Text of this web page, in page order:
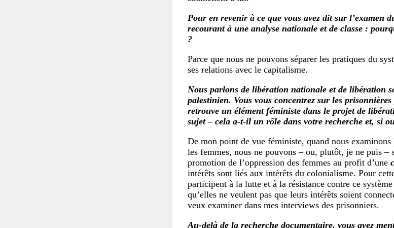
Pour en revenir à ce que vous avez dit sur l’examen
recourant à une analyse nationale et de classe :
?
Parce que nous ne pouvons séparer les pratiques du
ses relations avec le capitalisme.
Nous parlons de libération nationale et de libération
palestinien. Vous vous concentrez sur les
retrouve un élément féministe dans le projet de
sujet – cela a-t-il un rôle dans votre recherche et, si
De mon point de vue féministe, quand nous
les femmes, nous ne pouvons – ou, plutôt, je ne puis –
promotion de l’oppression des femmes au profit d’une
intérêts sont liés aux intérêts du colonialisme. Pour
participent à la lutte et à la résistance contre ce
qu’elles ne veulent pas que leurs intérêts soient
veux examiner dans mes interviews des prisonniers.
Au-delà de la recherche documentaire, vous avez